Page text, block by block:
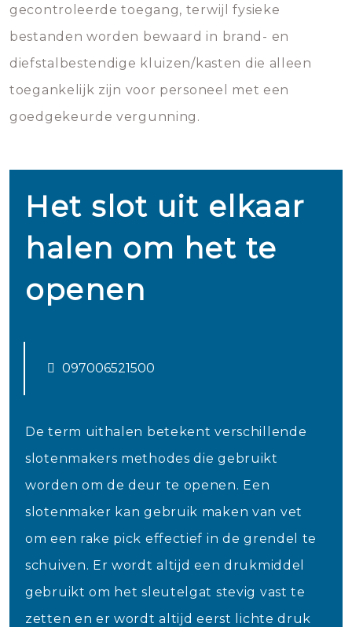
gecontroleerde toegang, terwijl fysieke
bestanden worden bewaard in brand- en
diefstalbestendige kluizen/kasten die alleen
toegankelijk zijn voor personeel met een
goedgekeurde vergunning.
Het slot uit elkaar
halen om het te
openen
097006521500
De term uithalen betekent verschillende
slotenmakers methodes die gebruikt
worden om de deur te openen. Een
slotenmaker kan gebruik maken van vet
om een rake pick effectief in de grendel te
schuiven. Er wordt altijd een drukmiddel
gebruikt om het sleutelgat stevig vast te
zetten en er wordt altijd eerst lichte druk